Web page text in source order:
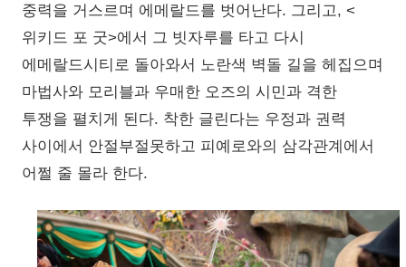
중력을 거스르며 에메랄드를 벗어난다. 그리고, <
위키드 포 굿>에서 그 빗자루를 타고 다시
에메랄드시티로 돌아와서 노란색 벽돌 길을 헤집으며
마법사와 모리블과 우매한 오즈의 시민과 격한
투쟁을 펼치게 된다. 착한 글린다는 우정과 권력
사이에서 안절부절못하고 피예로와의 삼각관계에서
어쩔 줄 몰라 한다.